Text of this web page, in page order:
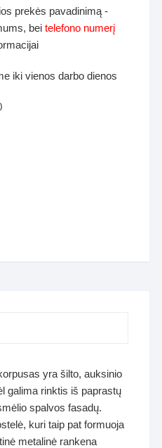
prekės pavadinimą -
beitelefono numerį
iki vienos darbo dienos
yra šilto, auksinio
galima rinktis iš paprastų
spalvos fasadų.
kuri taip pat formuoja
metalinė rankena